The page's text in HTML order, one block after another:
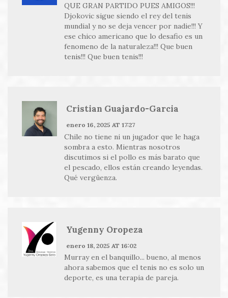
QUE GRAN PARTIDO PUES AMIGOS!!!
Djokovic sigue siendo el rey del tenis
mundial y no se deja vencer por nadie!!! Y
ese chico americano que lo desafio es un
fenomeno de la naturaleza!!! Que buen
tenis!!! Que buen tenis!!!
Cristian Guajardo-Garcia
enero 16, 2025 AT 17:27
Chile no tiene ni un jugador que le haga
sombra a esto. Mientras nosotros
discutimos si el pollo es más barato que
el pescado, ellos están creando leyendas.
Qué vergüenza.
Yugenny Oropeza
enero 18, 2025 AT 16:02
Murray en el banquillo... bueno, al menos
ahora sabemos que el tenis no es solo un
deporte, es una terapia de pareja.